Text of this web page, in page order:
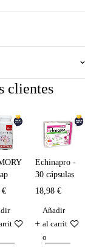
clientes
€
Echinapro -
30 cápsulas
18,98€
Añadir
al carrit
o